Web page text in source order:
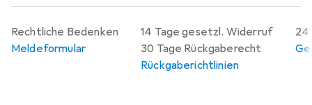
14 Tage gesetzl. Widerruf
30 Tage Rückgaberecht
Rückgaberichtlinien
24
Rechtliche Bedenken
Meldeformular